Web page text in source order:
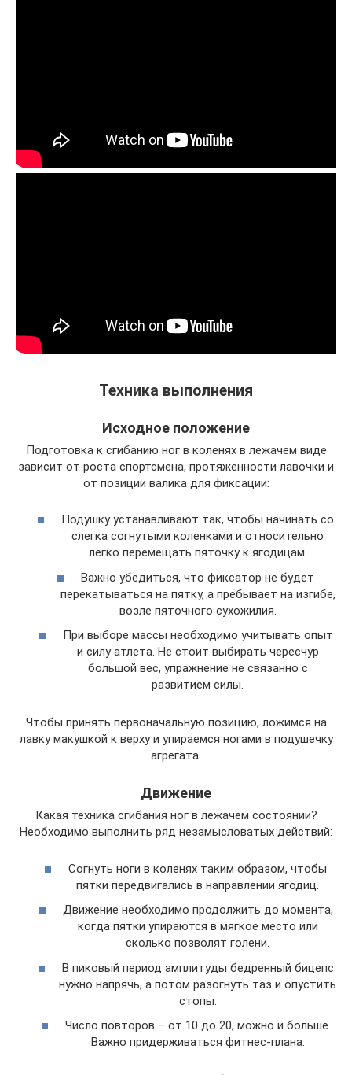
Техника выполнения
Исходное положение
Подготовка к сгибанию ног в коленях в лежачем виде
зависит от роста спортсмена, протяженности лавочки и
от позиции валика для фиксации:
Подушку устанавливают так, чтобы начинать со
слегка согнутыми коленками и относительно
легко перемещать пяточку к ягодицам.
Важно убедиться, что фиксатор не будет
перекатываться на пятку, а пребывает на изгибе,
возле пяточного сухожилия.
При выборе массы необходимо учитывать опыт
и силу атлета. Не стоит выбирать чересчур
большой вес, упражнение не связанно с
развитием силы.
Чтобы принять первоначальную позицию, ложимся на
лавку макушкой к верху и упираемся ногами в подушечку
агрегата.
Движение
Какая техника сгибания ног в лежачем состоянии?
Необходимо выполнить ряд незамысловатых действий:
Согнуть ноги в коленях таким образом, чтобы
пятки передвигались в направлении ягодиц.
Движение необходимо продолжить до момента,
когда пятки упираются в мягкое место или
сколько позволят голени.
В пиковый период амплитуды бедренный бицепс
нужно напрячь, а потом разогнуть таз и опустить
стопы.
Число повторов – от 10 до 20, можно и больше.
Важно придерживаться фитнес-плана.